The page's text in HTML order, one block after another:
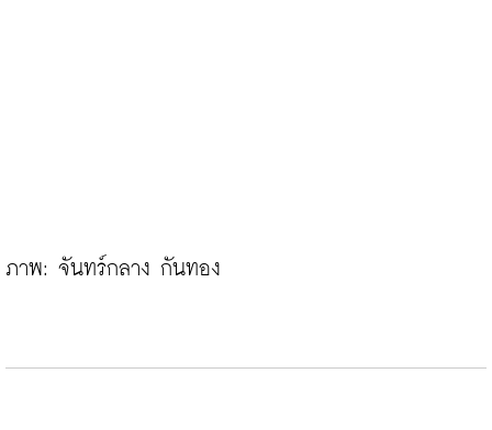
ภาพ: จันทร์กลาง กันทอง